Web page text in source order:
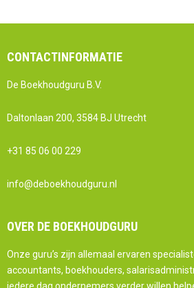
CONTACTINFORMATIE
De Boekhoudguru B.V.
Daltonlaan 200, 3584 BJ Utrecht
+31 85 06 00 229
info@deboekhoudguru.nl
OVER DE BOEKHOUDGURU
Onze guru’s zijn allemaal ervaren
accountants, boekhouders,